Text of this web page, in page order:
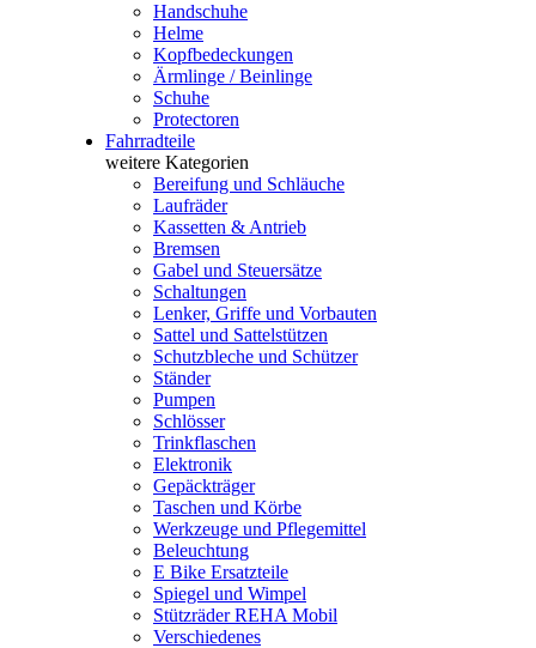
Handschuhe
Helme
Kopfbedeckungen
Ärmlinge / Beinlinge
Schuhe
Protectoren
Fahrradteile
weitere Kategorien
Bereifung und Schläuche
Laufräder
Kassetten & Antrieb
Bremsen
Gabel und Steuersätze
Schaltungen
Lenker, Griffe und Vorbauten
Sattel und Sattelstützen
Schutzbleche und Schützer
Ständer
Pumpen
Schlösser
Trinkflaschen
Elektronik
Gepäckträger
Taschen und Körbe
Werkzeuge und Pflegemittel
Beleuchtung
E Bike Ersatzteile
Spiegel und Wimpel
Stützräder REHA Mobil
Verschiedenes